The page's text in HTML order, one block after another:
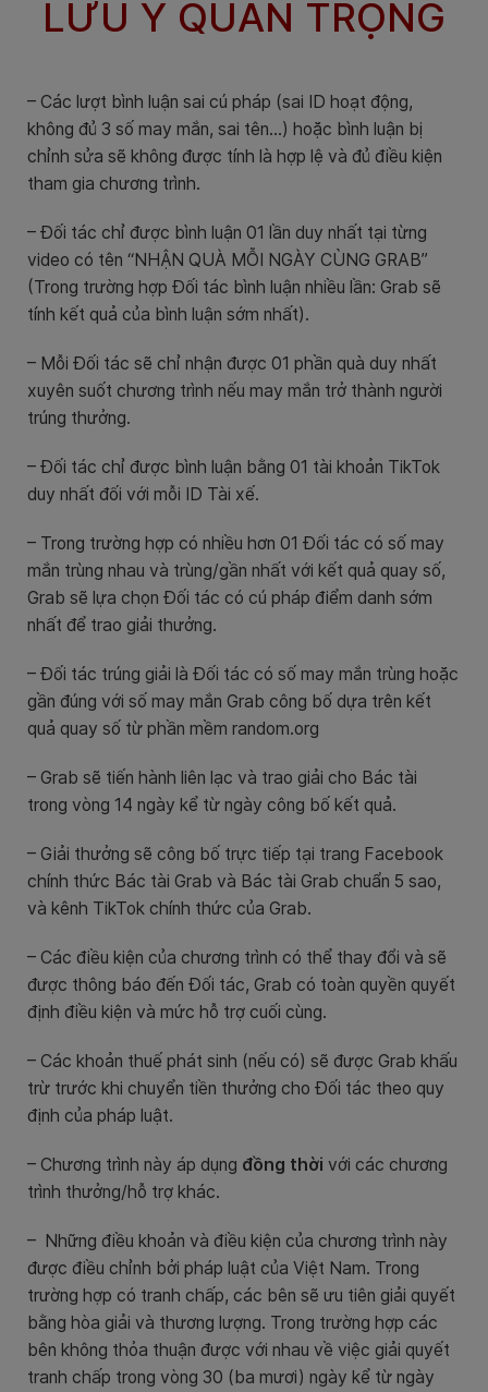
LƯU Ý QUAN TRỌNG
– Các lượt bình luận sai cú pháp (sai ID hoạt động,
không đủ 3 số may mắn, sai tên…) hoặc bình luận bị
chỉnh sửa sẽ không được tính là hợp lệ và đủ điều kiện
tham gia chương trình.
– Đối tác chỉ được bình luận 01 lần duy nhất tại từng
video có tên “NHẬN QUÀ MỖI NGÀY CÙNG GRAB”
(Trong trường hợp Đối tác bình luận nhiều lần: Grab sẽ
tính kết quả của bình luận sớm nhất).
– Mỗi Đối tác sẽ chỉ nhận được 01 phần quà duy nhất
xuyên suốt chương trình nếu may mắn trở thành người
trúng thưởng.
– Đối tác chỉ được bình luận bằng 01 tài khoản TikTok
duy nhất đối với mỗi ID Tài xế.
– Trong trường hợp có nhiều hơn 01 Đối tác có số may
mắn trùng nhau và trùng/gần nhất với kết quả quay số,
Grab sẽ lựa chọn Đối tác có cú pháp điểm danh sớm
nhất để trao giải thưởng.
– Đối tác trúng giải là Đối tác có số may mắn trùng hoặc
gần đúng với số may mắn Grab công bố dựa trên kết
quả quay số từ phần mềm random.org
– Grab sẽ tiến hành liên lạc và trao giải cho Bác tài
trong vòng 14 ngày kể từ ngày công bố kết quả.
– Giải thưởng sẽ công bố trực tiếp tại trang Facebook
chính thức Bác tài Grab và Bác tài Grab chuẩn 5 sao,
và kênh TikTok chính thức của Grab.
– Các điều kiện của chương trình có thể thay đổi và sẽ
được thông báo đến Đối tác, Grab có toàn quyền quyết
định điều kiện và mức hỗ trợ cuối cùng.
– Các khoản thuế phát sinh (nếu có) sẽ được Grab khấu
trừ trước khi chuyển tiền thưởng cho Đối tác theo quy
định của pháp luật.
– Chương trình này áp dụng đồng thời với các chương
trình thưởng/hỗ trợ khác.
– Những điều khoản và điều kiện của chương trình này
được điều chỉnh bởi pháp luật của Việt Nam. Trong
trường hợp có tranh chấp, các bên sẽ ưu tiên giải quyết
bằng hòa giải và thương lượng. Trong trường hợp các
bên không thỏa thuận được với nhau về việc giải quyết
tranh chấp trong vòng 30 (ba mươi) ngày kể từ ngày